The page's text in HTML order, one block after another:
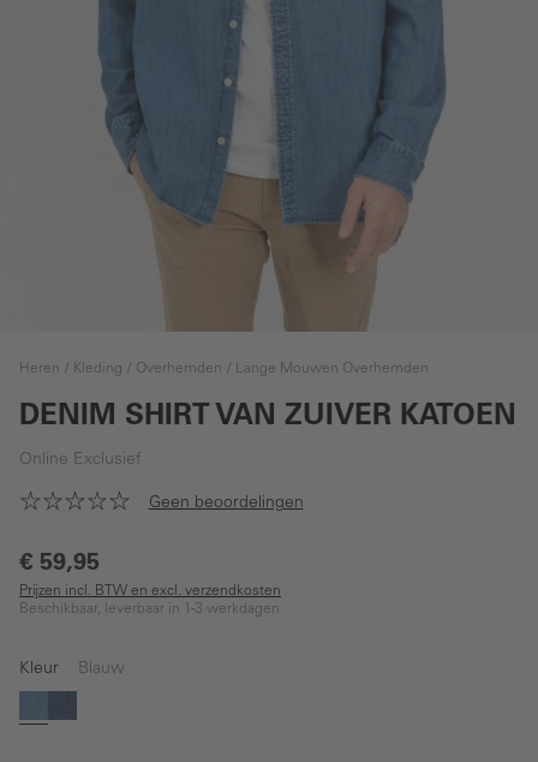
Heren Kleding Overhemden Lange Mouwen Overhemden
DENIM SHIRT VAN ZUIVER KATOEN
Online Exclusief
Geen beoordelingen
€ 59,95
Prijzen incl. BTW en excl. verzendkosten
Beschikbaar, leverbaar in 1-3 werkdagen
Kleur Blauw
BlauwDonkerblauw